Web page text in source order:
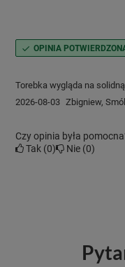
OPINIA
Torebka wygląda na
2026-08-03 Zbigniew,
Czy opinia była
Tak 0 Nie 0